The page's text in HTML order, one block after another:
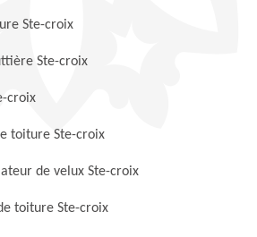
Ste-croix
Ste-croix
croix
toiture Ste-croix
de velux Ste-croix
toiture Ste-croix